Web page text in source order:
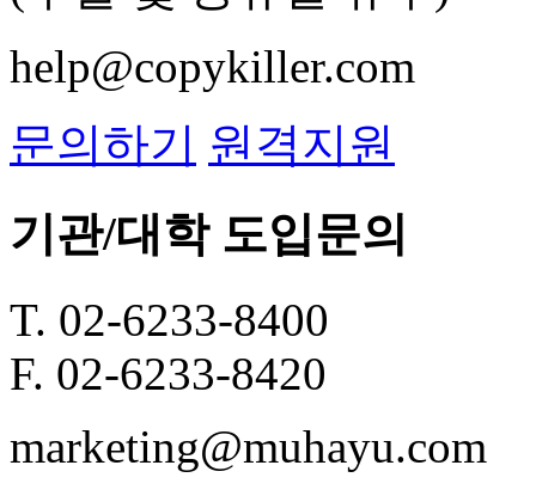
help@copykiller.com
문의하기 원격지원
기관/대학 도입문의
T. 02-6233-8400
F. 02-6233-8420
marketing@muhayu.com